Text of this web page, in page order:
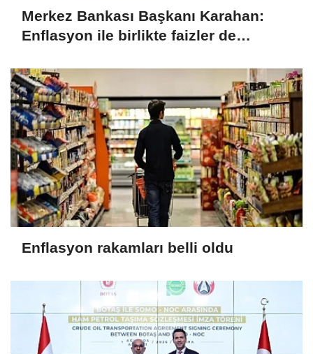
Merkez Bankası Başkanı Karahan:
Enflasyon ile birlikte faizler de
Enflasyon rakamları belli oldu